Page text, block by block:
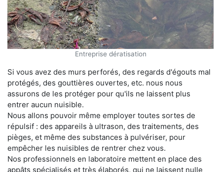
Entreprise dératisation
Si vous avez des murs perforés, des regards d'égouts mal
protégés, des gouttières ouvertes, etc. nous nous
assurons de les protéger pour qu'ils ne laissent plus
entrer aucun nuisible.
Nous allons pouvoir même employer toutes sortes de
répulsif : des appareils à ultrason, des traitements, des
pièges, et même des substances à pulvériser, pour
empêcher les nuisibles de rentrer chez vous.
Nos professionnels en laboratoire mettent en place des
appâts spécialisés et très élaborés, qui ne laissent nulle